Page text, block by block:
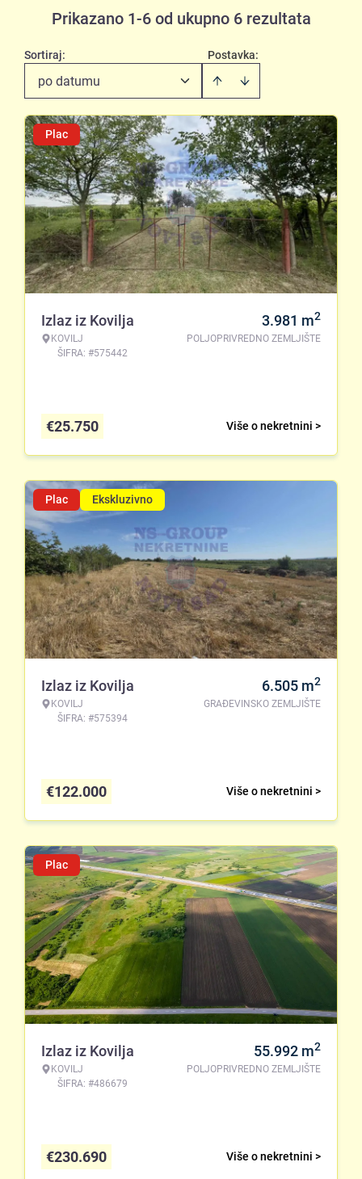
Prikazano 1-6 od ukupno 6 rezultata
Postavka:
Sortiraj:
po datumu
Plac
Izlaz iz Kovilja
KOVILJ
ŠIFRA: #575442
3.981 m2
POLJOPRIVREDNO ZEMLJIŠTE
Više o nekretnini >
€25.750
Plac Ekskluzivno
Izlaz iz Kovilja
KOVILJ
ŠIFRA: #575394
6.505 m2
GRAĐEVINSKO ZEMLJIŠTE
Više o nekretnini >
€122.000
Plac
Izlaz iz Kovilja
KOVILJ
ŠIFRA: #486679
55.992 m2
POLJOPRIVREDNO ZEMLJIŠTE
Više o nekretnini >
€230.690